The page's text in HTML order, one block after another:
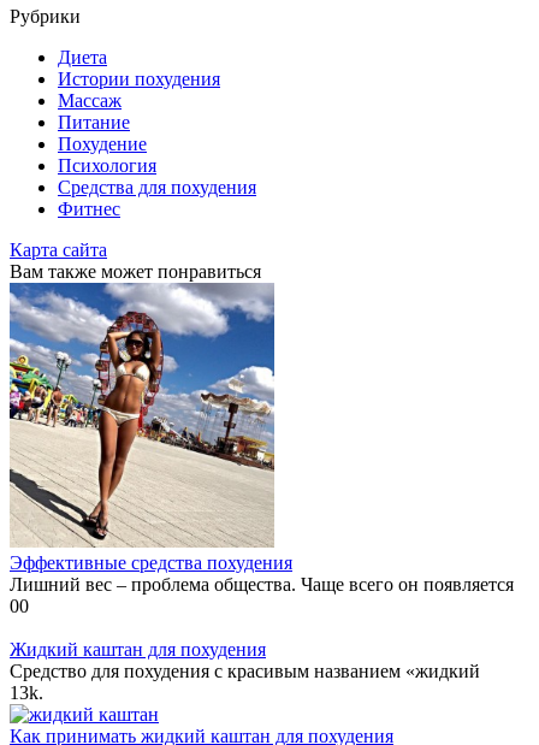
Рубрики
Диета
Истории похудения
Массаж
Питание
Похудение
Психология
Средства для похудения
Фитнес
Карта сайта
Вам также может понравиться
Эффективные средства похудения
Лишний вес – проблема общества. Чаще всего он появляется
00
Жидкий каштан для похудения
Средство для похудения с красивым названием «жидкий
13k.
Как принимать жидкий каштан для похудения